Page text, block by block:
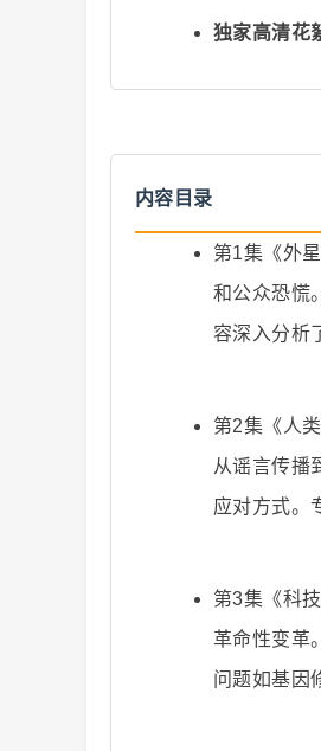
独家高清花
内容目录
第1集《外
和公众恐慌
容深入分析
第2集《人
从谣言传播
应对方式。
第3集《科
革命性变革
问题如基因